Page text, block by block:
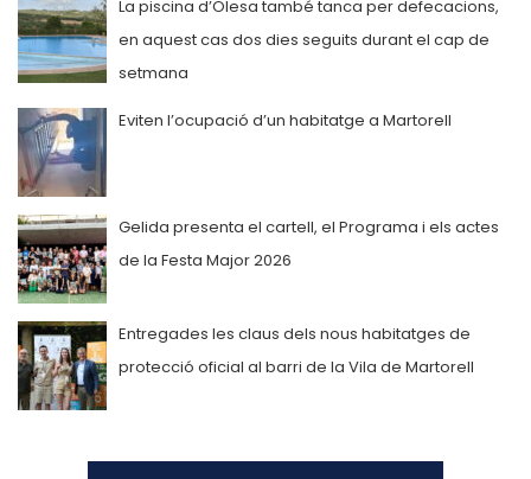
La piscina d’Olesa també tanca per defecacions,
en aquest cas dos dies seguits durant el cap de
setmana
Eviten l’ocupació d’un habitatge a Martorell
Gelida presenta el cartell, el Programa i els actes
de la Festa Major 2026
Entregades les claus dels nous habitatges de
protecció oficial al barri de la Vila de Martorell